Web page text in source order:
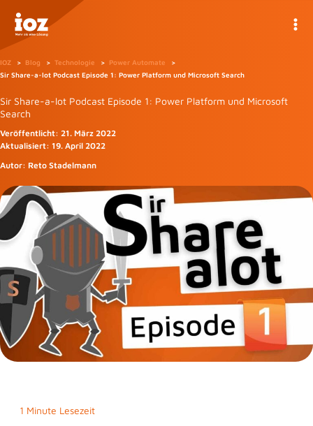
Inhalt
springen
IOZ Blog Technologie
Power Automate
Sir Share-a-lot Podcast Episode 1: Power Platform und Microsoft Search
Sir Share-a-lot Podcast Episode 1: Power Platform und Microsoft
Search
Veröffentlicht: 21. März 2022
Aktualisiert: 19. April 2022
Autor: Reto Stadelmann
1 Minute Lesezeit